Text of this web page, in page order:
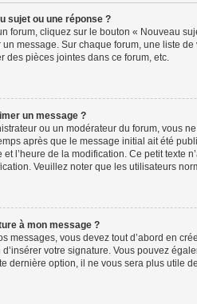
sujet ou une réponse ?
forum, cliquez sur le bouton « Nouveau
message. Sur chaque forum, une liste
des pièces jointes dans ce forum, etc.
un message ?
ou un modérateur du forum, vous
après que le message initial ait été
l’heure de la modification. Ce petit texte
Veuillez noter que les utilisateurs
à mon message ?
messages, vous devez tout d’abord en
votre signature. Vous pouvez
dernière option, il ne vous sera plus utile